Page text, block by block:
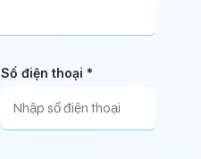
Số điện thoại *